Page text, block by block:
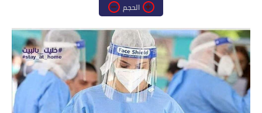
الحجم